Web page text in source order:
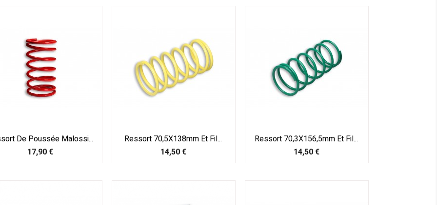
De Poussée Malossi...
Prix
17,90 €
Ressort 70,5X138mm Et Fil...
Prix
14,50 €
Ressort 70,3X156,5mm Et Fil...
Prix
14,50 €